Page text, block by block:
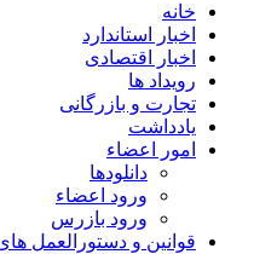
خانه
اخبار استاندارد
اخبار اقتصادی
رویداد ها
تجارت و بازرگانی
یادداشت
امور اعضاء
دانلودها
ورود اعضاء
ورود بازرس
قوانین و دستورالعمل